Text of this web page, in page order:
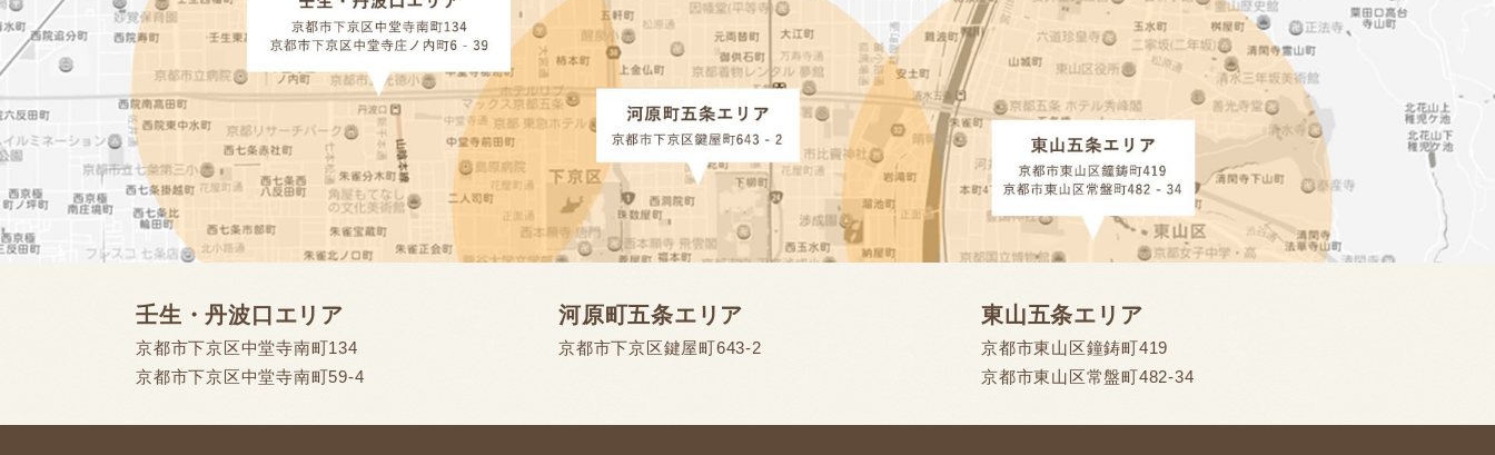
壬生・丹波口エリア
京都市下京区中堂寺南町134
京都市下京区中堂寺南町59-4
河原町五条エリア
京都市下京区鍵屋町643-2
東山五条エリア
京都市東山区鐘鋳町419
京都市東山区常盤町482-34